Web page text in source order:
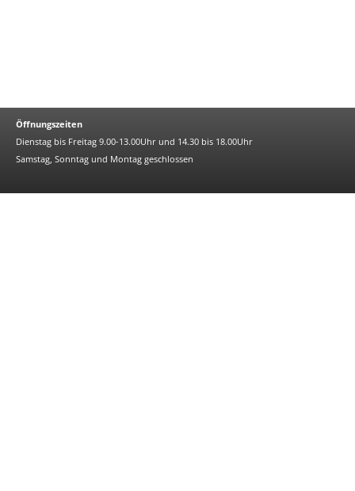
Öffnungszeiten
Dienstag bis Freitag 9.00-13.00Uhr und 14.30 bis 18.00Uhr
Samstag, Sonntag und Montag geschlossen